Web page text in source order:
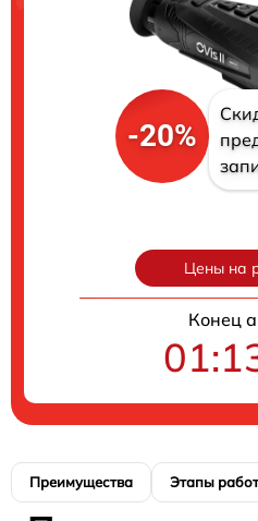
-20%
Цены на
Конец
Преимущества Этапы работ